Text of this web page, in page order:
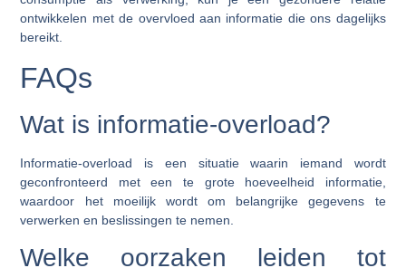
ontwikkelen met de overvloed aan informatie die ons dagelijks
bereikt.
FAQs
Wat is informatie-overload?
Informatie-overload is een situatie waarin iemand wordt
geconfronteerd met een te grote hoeveelheid informatie,
waardoor het moeilijk wordt om belangrijke gegevens te
verwerken en beslissingen te nemen.
Welke oorzaken leiden tot